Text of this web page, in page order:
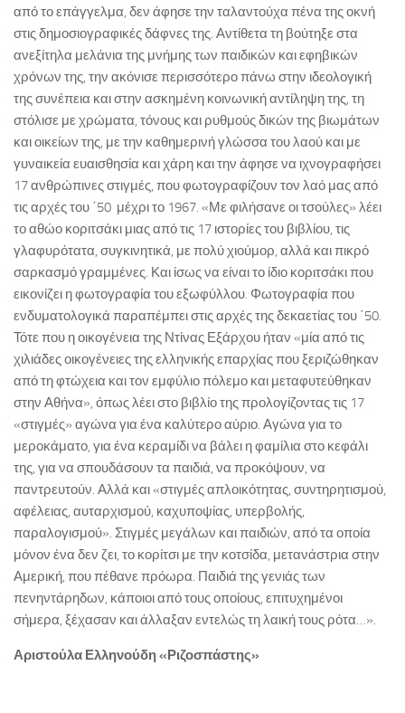
από το επάγγελμα, δεν άφησε την ταλαντούχα πένα της οκνή
στις δημοσιογραφικές δάφνες της. Αντίθετα τη βούτηξε στα
ανεξίτηλα μελάνια της μνήμης των παιδικών και εφηβικών
χρόνων της, την ακόνισε περισσότερο πάνω στην ιδεολογική
της συνέπεια και στην ασκημένη κοινωνική αντίληψη της, τη
στόλισε με χρώματα, τόνους και ρυθμούς δικών της βιωμάτων
και οικείων της, με την καθημερινή γλώσσα του λαού και με
γυναικεία ευαισθησία και χάρη και την άφησε να ιχνογραφήσει
17 ανθρώπινες στιγμές, που φωτογραφίζουν τον λαό μας από
τις αρχές του ΄50 μέχρι το 1967. «Με φιλήσανε οι τσούλες» λέει
το αθώο κοριτσάκι μιας από τις 17 ιστορίες του βιβλίου, τις
γλαφυρότατα, συγκινητικά, με πολύ χιούμορ, αλλά και πικρό
σαρκασμό γραμμένες. Και ίσως να είναι το ίδιο κοριτσάκι που
εικονίζει η φωτογραφία του εξωφύλλου. Φωτογραφία που
ενδυματολογικά παραπέμπει στις αρχές της δεκαετίας του ΄50.
Τότε που η οικογένεια της Ντίνας Εξάρχου ήταν «μία από τις
χιλιάδες οικογένειες της ελληνικής επαρχίας που ξεριζώθηκαν
από τη φτώχεια και τον εμφύλιο πόλεμο και μεταφυτεύθηκαν
στην Αθήνα», όπως λέει στο βιβλίο της προλογίζοντας τις 17
«στιγμές» αγώνα για ένα καλύτερο αύριο. Αγώνα για το
μεροκάματο, για ένα κεραμίδι να βάλει η φαμίλια στο κεφάλι
της, για να σπουδάσουν τα παιδιά, να προκόψουν, να
παντρευτούν. Αλλά και «στιγμές απλοικότητας, συντηρητισμού,
αφέλειας, αυταρχισμού, καχυποψίας, υπερβολής,
παραλογισμού». Στιγμές μεγάλων και παιδιών, από τα οποία
μόνον ένα δεν ζει, το κορίτσι με την κοτσίδα, μετανάστρια στην
Αμερική, που πέθανε πρόωρα. Παιδιά της γενιάς των
πενηντάρηδων, κάποιοι από τους οποίους, επιτυχημένοι
σήμερα, ξέχασαν και άλλαξαν εντελώς τη λαική τους ρότα…».
Αριστούλα Ελληνούδη «Ριζοσπάστης»